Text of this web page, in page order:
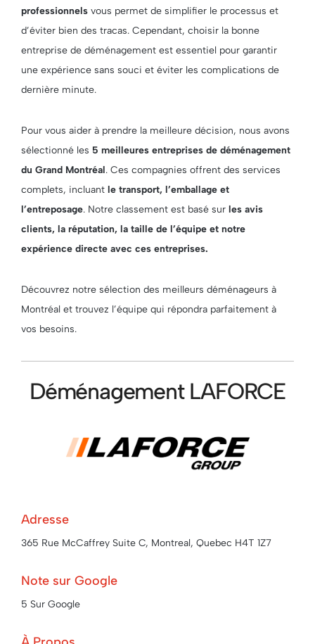
professionnels vous permet de simplifier le processus et
d’éviter bien des tracas. Cependant, choisir la bonne
entreprise de déménagement est essentiel pour garantir
une expérience sans souci et éviter les complications de
dernière minute.
Pour vous aider à prendre la meilleure décision, nous avons
sélectionné les 5 meilleures entreprises de déménagement
du Grand Montréal. Ces compagnies offrent des services
complets, incluant le transport, l’emballage et
l’entreposage. Notre classement est basé sur les avis
clients, la réputation, la taille de l’équipe et notre
expérience directe avec ces entreprises.
Découvrez notre sélection des meilleurs déménageurs à
Montréal et trouvez l’équipe qui répondra parfaitement à
vos besoins.
Déménagement LAFORCE
Adresse
365 Rue McCaffrey Suite C, Montreal, Quebec H4T 1Z7
Note sur Google
5 Sur Google